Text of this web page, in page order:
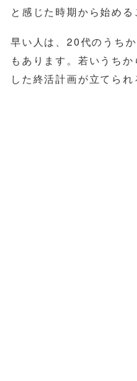
と感じた時期から始める
早い人は、20代のうち
もあります。若いうち
した終活計画が立てられ